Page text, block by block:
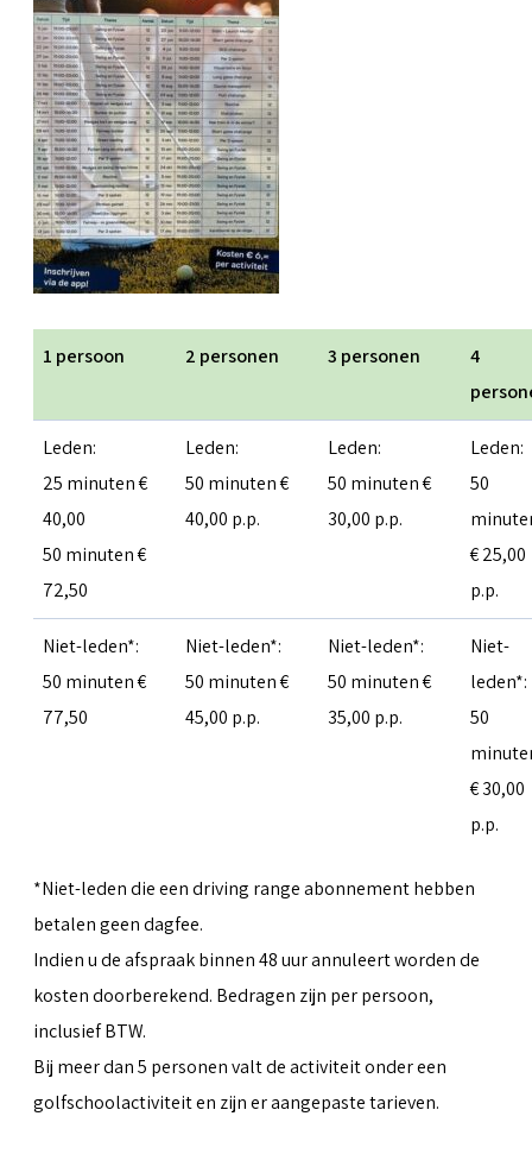
1 persoon 2 personen 3 personen
4
Leden:
25 minuten €
40,00
50 minuten €
72,50
Leden:
50 minuten €
40,00 p.p.
Leden:
50 minuten €
30,00 p.p.
Leden:
50
€ 25,00
p.p.
Niet-leden*:
50 minuten €
77,50
Niet-leden*:
50 minuten €
45,00 p.p.
Niet-leden*:
50 minuten €
35,00 p.p.
Niet-
leden*:
50
€ 30,00
p.p.
*Niet-leden die een driving range abonnement hebben
betalen geen dagfee.
Indien u de afspraak binnen 48 uur annuleert worden de
kosten doorberekend. Bedragen zijn per persoon,
inclusief BTW.
Bij meer dan 5 personen valt de activiteit onder een
golfschoolactiviteit en zijn er aangepaste tarieven.